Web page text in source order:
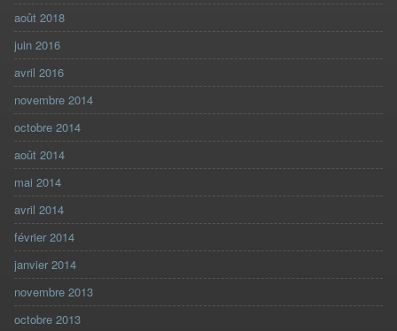
août 2018
juin 2016
avril 2016
novembre 2014
octobre 2014
août 2014
mai 2014
avril 2014
février 2014
janvier 2014
novembre 2013
octobre 2013